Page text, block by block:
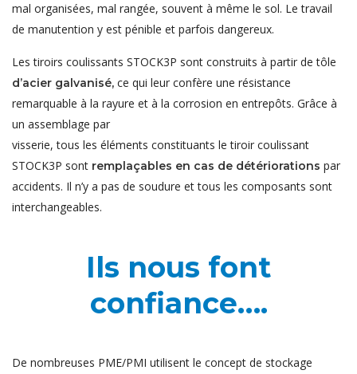
mal organisées, mal rangée, souvent à même le sol. Le travail
de manutention y est pénible et parfois dangereux.
Les tiroirs coulissants STOCK3P sont construits à partir de tôle
d’acier galvanisé, ce qui leur confère une résistance
remarquable à la rayure et à la corrosion en entrepôts. Grâce à
un assemblage par
visserie, tous les éléments constituants le tiroir coulissant
STOCK3P sont remplaçables en cas de détériorations par
accidents. Il n’y a pas de soudure et tous les composants sont
interchangeables.
Ils nous font
confiance….
De nombreuses PME/PMI utilisent le concept de stockage